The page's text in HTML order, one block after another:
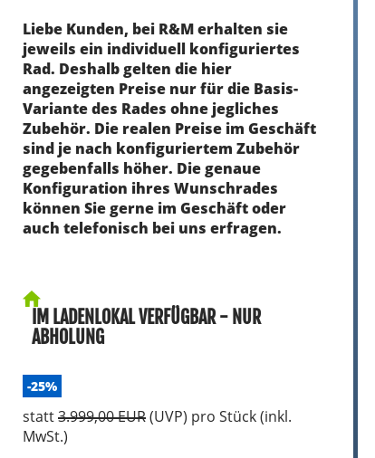
Liebe Kunden, bei R&M erhalten sie
jeweils ein individuell konfiguriertes
Rad. Deshalb gelten die hier
angezeigten Preise nur für die Basis-
Variante des Rades ohne jegliches
Zubehör. Die realen Preise im Geschäft
sind je nach konfiguriertem Zubehör
gegebenfalls höher. Die genaue
Konfiguration ihres Wunschrades
können Sie gerne im Geschäft oder
auch telefonisch bei uns erfragen.
IM LADENLOKAL VERFÜGBAR - NUR
ABHOLUNG
-25%
statt3.999,00 EUR(UVP) pro Stück (inkl.
MwSt.)